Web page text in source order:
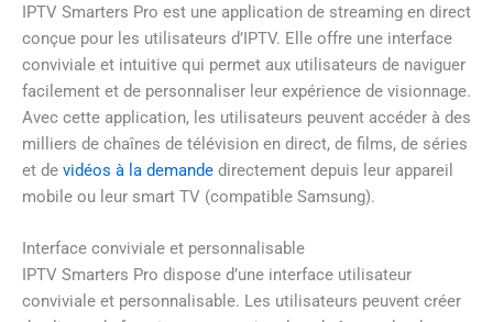
IPTV Smarters Pro est une application de streaming en direct
conçue pour les utilisateurs d’IPTV. Elle offre une interface
conviviale et intuitive qui permet aux utilisateurs de naviguer
facilement et de personnaliser leur expérience de visionnage.
Avec cette application, les utilisateurs peuvent accéder à des
milliers de chaînes de télévision en direct, de films, de séries
et de vidéos à la demande directement depuis leur appareil
mobile ou leur smart TV (compatible Samsung).
Interface conviviale et personnalisable
IPTV Smarters Pro dispose d’une interface utilisateur
conviviale et personnalisable. Les utilisateurs peuvent créer